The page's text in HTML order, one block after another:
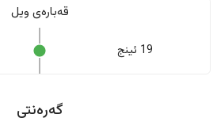
قەبارەی ویل
19 ئینج
گەرەنتی